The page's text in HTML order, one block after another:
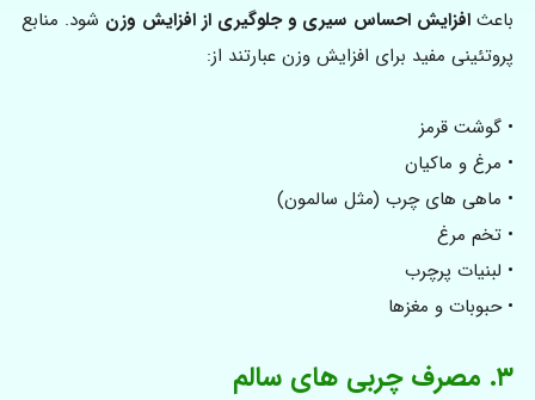
باعثافزایش احساس سیری و جلوگیری از افزایش وزن شود. منابع
پروتئینی مفید برای افزایش وزن عبارتند از:
• گوشت قرمز
• مرغ و ماکیان
• ماهی های چرب (مثل سالمون)
• تخم مرغ
• لبنیات پرچرب
• حبوبات و مغزها
۳. مصرف چربی های سالم